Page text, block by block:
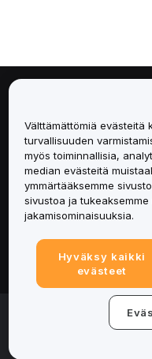
Palvelut
Tuki
Tuotteet
Lakiasiat
© 2025-2026 Bybit.eu.
Välttämättömiä evästeitä
turvallisuuden
myös toiminnallisia,
median evästeitä
ymmärtääksemme
sivustoa ja
jakamisominaisuuksia.
Hyväksy kaikki
evästeet